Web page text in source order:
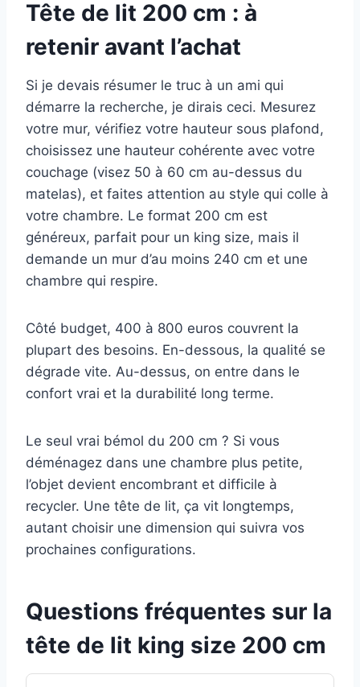
Tête de lit 200 cm : à
retenir avant l’achat
Si je devais résumer le truc à un ami qui
démarre la recherche, je dirais ceci. Mesurez
votre mur, vérifiez votre hauteur sous plafond,
choisissez une hauteur cohérente avec votre
couchage (visez 50 à 60 cm au-dessus du
matelas), et faites attention au style qui colle à
votre chambre. Le format 200 cm est
généreux, parfait pour un king size, mais il
demande un mur d’au moins 240 cm et une
chambre qui respire.
Côté budget, 400 à 800 euros couvrent la
plupart des besoins. En-dessous, la qualité se
dégrade vite. Au-dessus, on entre dans le
confort vrai et la durabilité long terme.
Le seul vrai bémol du 200 cm ? Si vous
déménagez dans une chambre plus petite,
l’objet devient encombrant et difficile à
recycler. Une tête de lit, ça vit longtemps,
autant choisir une dimension qui suivra vos
prochaines configurations.
Questions fréquentes sur la
tête de lit king size 200 cm